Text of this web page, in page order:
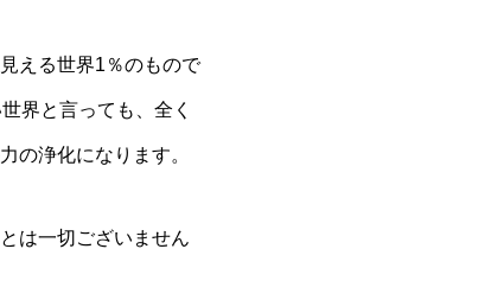
える世界1％のもので
界と言っても、全く
の浄化になります。
は一切ございません